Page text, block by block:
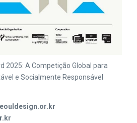
2025: A Competição Global para
e Socialmente Responsável